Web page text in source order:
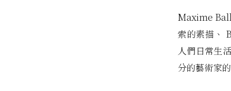
Maxime
索的素描、
人們日常生
分的藝術家